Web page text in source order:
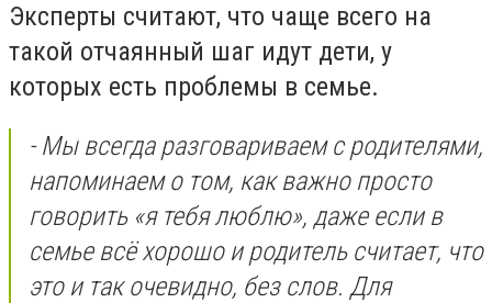
Эксперты считают, что чаще всего на
такой отчаянный шаг идут дети, у
которых есть проблемы в семье.
- Мы всегда разговариваем с родителями,
напоминаем о том, как важно просто
говорить «я тебя люблю», даже если в
семье всё хорошо и родитель считает, что
это и так очевидно, без слов. Для